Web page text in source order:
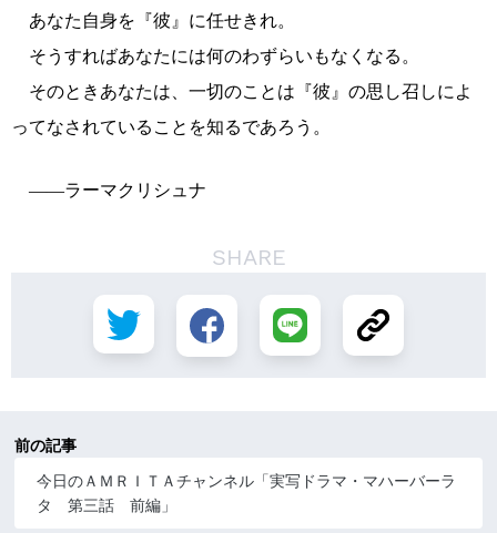
あなた自身を『彼』に任せきれ。
そうすればあなたには何のわずらいもなくなる。
そのときあなたは、一切のことは『彼』の思し召しによ
ってなされていることを知るであろう。
――ラーマクリシュナ
SHARE
前の記事
今日のＡＭＲＩＴＡチャンネル「実写ドラマ・マハーバーラ
タ 第三話 前編」